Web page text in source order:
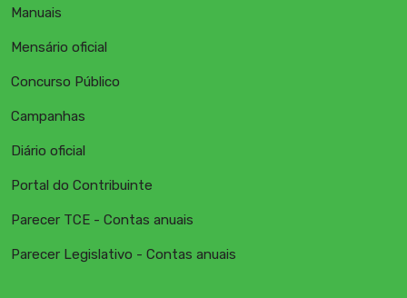
Manuais
Mensário oficial
Concurso Público
Campanhas
Diário oficial
Portal do Contribuinte
Parecer TCE - Contas anuais
Parecer Legislativo - Contas anuais